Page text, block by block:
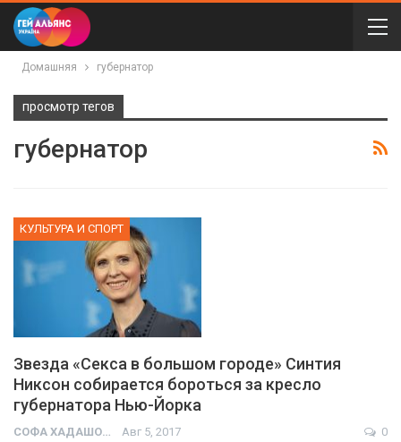
Домашняя губернатор
просмотр тегов
губернатор
КУЛЬТУРА И СПОРТ
Звезда «Секса в большом городе» Синтия
Никсон собирается бороться за кресло
губернатора Нью-Йорка
СОФА ХАДАШОТ Авг 5, 2017
0